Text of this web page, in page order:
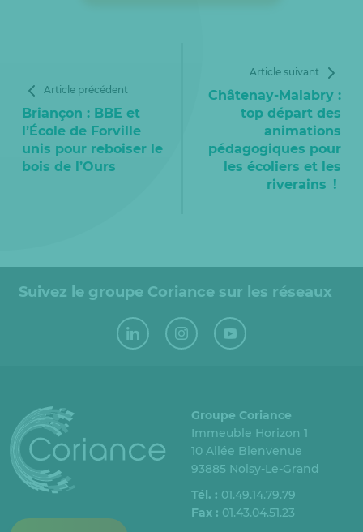
Article précédent
Briançon : BBE et
l’École de Forville
unis pour reboiser le
bois de l’Ours
Article suivant
Châtenay-Malabry :
top départ des
animations
pédagogiques pour
les écoliers et les
riverains !
Suivez le groupe Coriance sur les réseaux
Groupe Coriance
Immeuble Horizon 1
10 Allée Bienvenue
93885 Noisy-Le-Grand
Tél. : 01.49.14.79.79
Fax : 01.43.04.51.23